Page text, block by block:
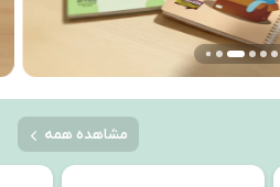
مشاهده همه